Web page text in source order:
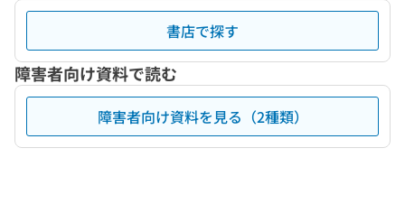
書店で探す
障害者向け資料で読む
障害者向け資料を見る（2種類）